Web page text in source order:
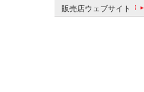
販売店ウェブサイト